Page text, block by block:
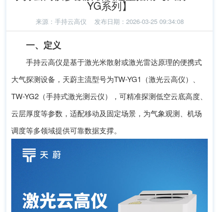
YG系列】
来源： 手持云高仪 发布日期：2026-03-25 09:34:08
一、定义
手持云高仪是基于激光米散射或激光雷达原理的便携式
大气探测设备，天蔚主流型号为TW-YG1（激光云高仪）、
TW-YG2（手持式激光测云仪），可精准探测低空云底高度、
云层厚度等参数，适配移动及固定场景，为气象观测、机场
调度等多领域提供可靠数据支撑。